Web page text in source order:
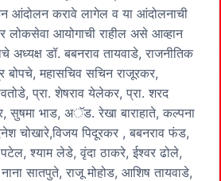
येऊन आंदोलन करावे लागेल व या आंदोलनाची
लोकसेवा आयोगाची राहील असे आव्हान
अध्यक्ष डॉ. बबनराव तायवाडे, राजनीतिक
महासचिव सचिन राजूरकर,
प्रा. शेषराव येलेकर, प्रा. शरद
सुषमा भाड, अॅड. रेखा बाराहाते, कल्पना
चोखारे,विजय पिदूरकर , बबनराव फंड,
श्याम लेडे, वृंदा ठाकरे, ईश्वर ढोले,
सातपुते, राजू मोहोड, आशिष तायवाडे,